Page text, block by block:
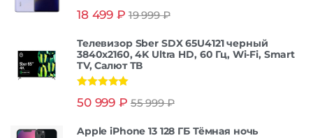
из 5
18 499 ₽ 19 999₽
Телевизор Sber SDX 65U4121 черный
3840x2160, 4K Ultra HD, 60 Гц, Wi-Fi, Smart
TV, Салют ТВ
из 5
50 999 ₽ 55 999₽
Apple iPhone 13 128 ГБ Тёмная ночь